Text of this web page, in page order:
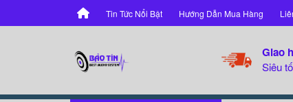
Tin Tức Nổi Bật Hướng Dẫn Mua Hàng
Giao
Siêu